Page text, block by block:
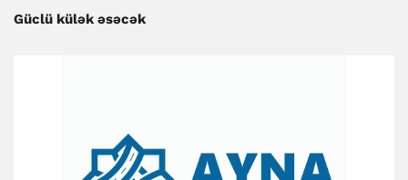
Güclü külək əsəcək